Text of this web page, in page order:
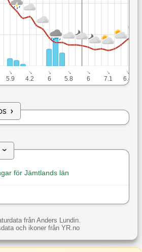
↓
5.9
↓
4.2
↓
6
↓
5.8
↓
6
↓
7.1
↓
6.4
›
för Jämtlands län
från Anders Lundin.
och ikoner från YR.no